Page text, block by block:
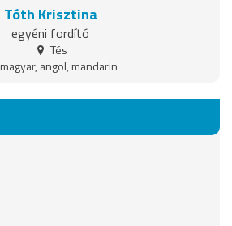
Tóth Krisztina
egyéni fordító
Tés
magyar, angol, mandarin